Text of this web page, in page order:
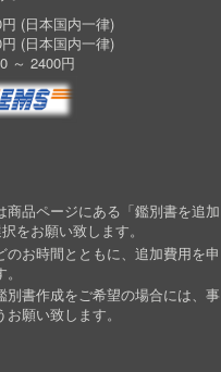
本国内一律)
(日本国内一律)
2400円
商品ページにある「鑑別書を追加
をお願い致します。
のお時間とともに、追加費用を申
別書作成をご希望の場合には、事
願い致します。